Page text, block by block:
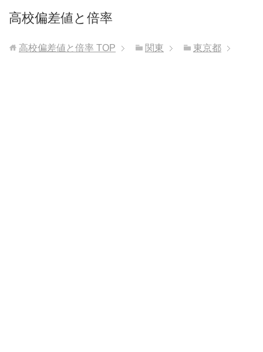
高校偏差値と倍率
高校偏差値と倍率 TOP 関東 東京都